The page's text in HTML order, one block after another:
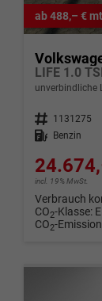
ab 488,– €
unverbindliche
Fahrzeugnr. 1131275
Kraftstoff
Benzin
incl. 19% MwSt.
Verbrauch
CO2-Klasse: E
CO2-